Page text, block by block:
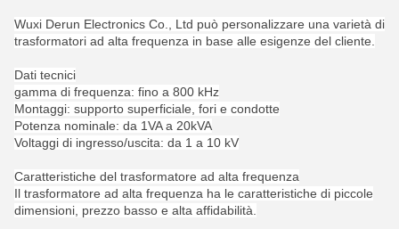
Wuxi Derun Electronics Co., Ltd può personalizzare una varietà di
trasformatori ad alta frequenza in base alle esigenze del cliente.
Dati tecnici
gamma di frequenza: fino a 800 kHz
Montaggi: supporto superficiale, fori e condotte
Potenza nominale: da 1VA a 20kVA
Voltaggi di ingresso/uscita: da 1 a 10 kV
Caratteristiche del trasformatore ad alta frequenza
Il trasformatore ad alta frequenza ha le caratteristiche di piccole
dimensioni, prezzo basso e alta affidabilità.